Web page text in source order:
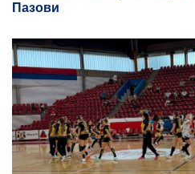
Пазови